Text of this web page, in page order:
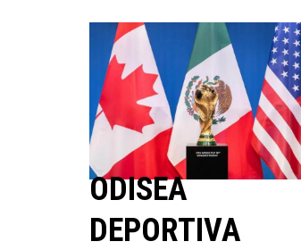
ODISEA
DEPORTIVA